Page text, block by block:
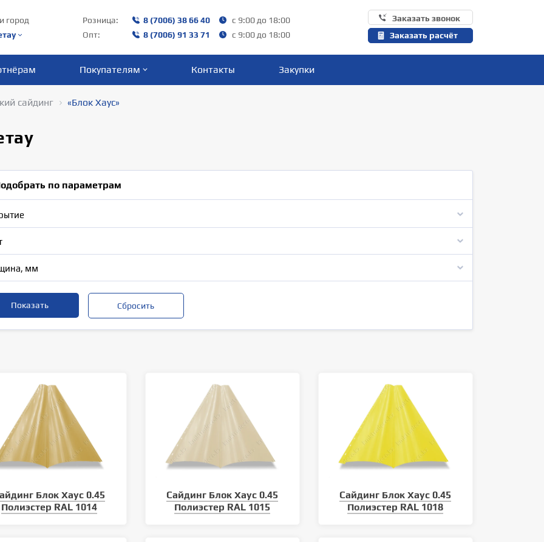
город
Розница: 8 (7006) 38 66 40‬
с 9:00 до 18:00
Опт:
8 (7006) 91 33 71 с 9:00 до 18:00
Заказать звонок
Заказать расчёт
Покупателям Контакты Закупки
сайдинг «Блок Хаус»
по параметрам
мм
Блок Хаус 0.45
Полиэстер RAL 1014
Сайдинг Блок Хаус 0.45
Полиэстер RAL 1015
Сайдинг Блок Хаус 0.45
Полиэстер RAL 1018